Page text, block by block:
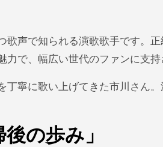
声で知られる演歌歌手です。
で、幅広い世代のファンに支持
丁寧に歌い上げてきた市川さん
の歩み」